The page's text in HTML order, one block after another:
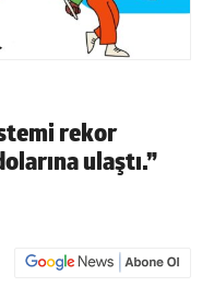
rekor
ulaştı.”